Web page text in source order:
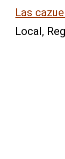
Las
Local,